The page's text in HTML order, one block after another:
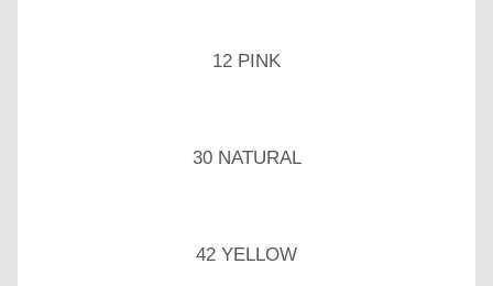
12 PINK
30 NATURAL
42 YELLOW